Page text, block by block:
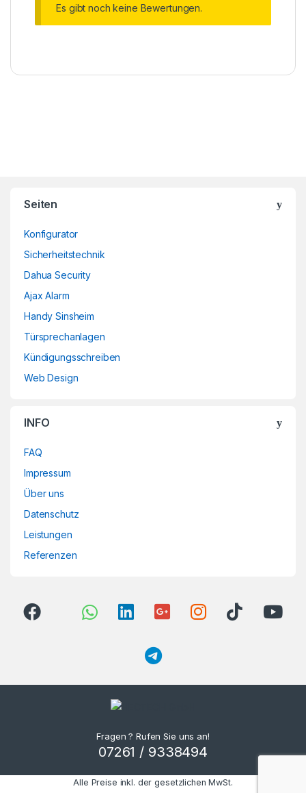
Es gibt noch keine Bewertungen.
Seiten
Konfigurator
Sicherheitstechnik
Dahua Security
Ajax Alarm
Handy Sinsheim
Türsprechanlagen
Kündigungsschreiben
Web Design
INFO
FAQ
Impressum
Über uns
Datenschutz
Leistungen
Referenzen
Fragen ? Rufen Sie uns an!
07261 / 9338494
Alle Preise inkl. der gesetzlichen MwSt.